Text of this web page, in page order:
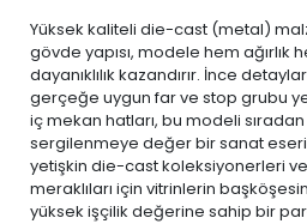
Yüksek kaliteli die-cast (metal)
gövde yapısı, modele hem ağırlık
dayanıklılık kazandırır. İnce
gerçeğe uygun far ve stop grubu
iç mekan hatları, bu modeli
sergilenmeye değer bir sanat
yetişkin die-cast koleksiyonerleri
meraklıları için vitrinlerin
yüksek işçilik değerine sahip bir